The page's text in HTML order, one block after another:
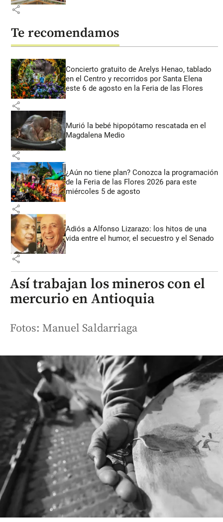
share
Te recomendamos
Concierto gratuito de Arelys Henao, tablado
en el Centro y recorridos por Santa Elena
este 6 de agosto en la Feria de las Flores
share
Murió la bebé hipopótamo rescatada en el
Magdalena Medio
share
¿Aún no tiene plan? Conozca la programación
de la Feria de las Flores 2026 para este
miércoles 5 de agosto
share
Adiós a Alfonso Lizarazo: los hitos de una
vida entre el humor, el secuestro y el Senado
share
Así trabajan los mineros con el
mercurio en Antioquia
Fotos: Manuel Saldarriaga